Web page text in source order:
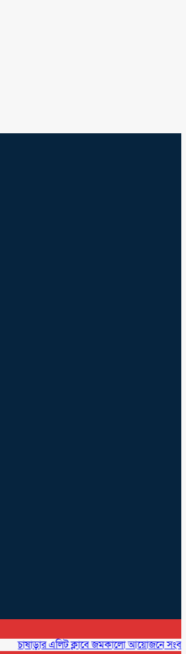
চাষাড়ার এলিট ক্লাবে জমকালো আয়োজনে সংবাদ